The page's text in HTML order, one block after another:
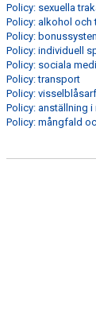
GDPR
Policy: sexuella
Policy: alkohol och
Policy:
Policy: individuell
Policy: sociala
Policy: transport
Policy:
Policy: anställning
Policy: mångfald